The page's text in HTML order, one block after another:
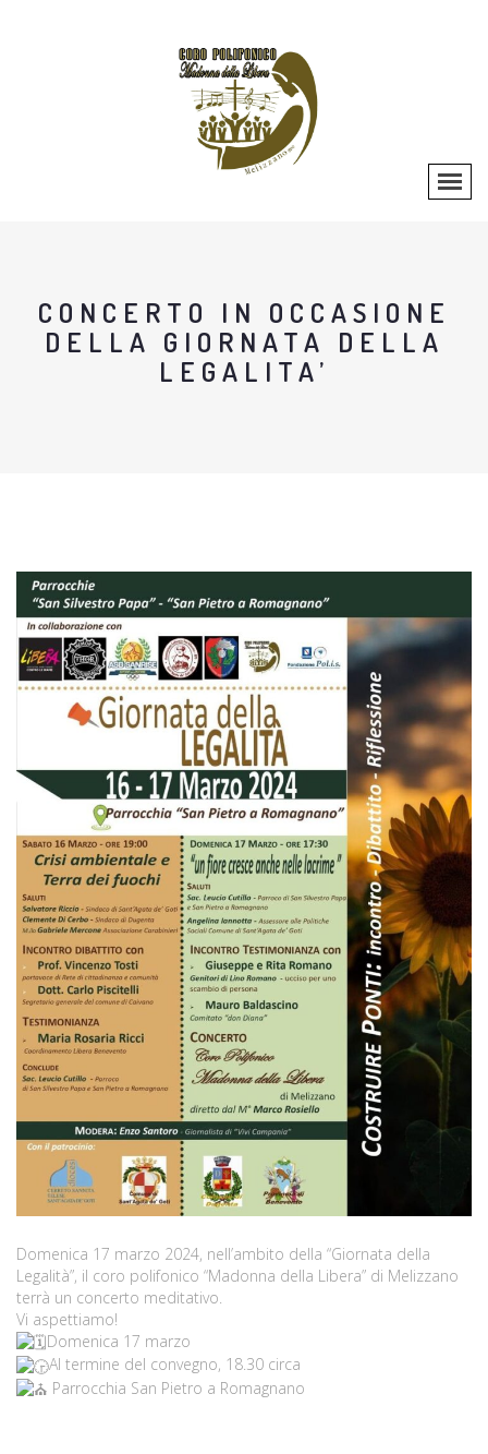
CONCERTO IN OCCASIONE
DELLA GIORNATA DELLA
LEGALITA’
Domenica 17 marzo 2024, nell’ambito della “Giornata della
Legalità”, il coro polifonico “Madonna della Libera” di Melizzano
terrà un concerto meditativo.
Vi aspettiamo!
Domenica 17 marzo
Al termine del convegno, 18.30 circa
Parrocchia San Pietro a Romagnano